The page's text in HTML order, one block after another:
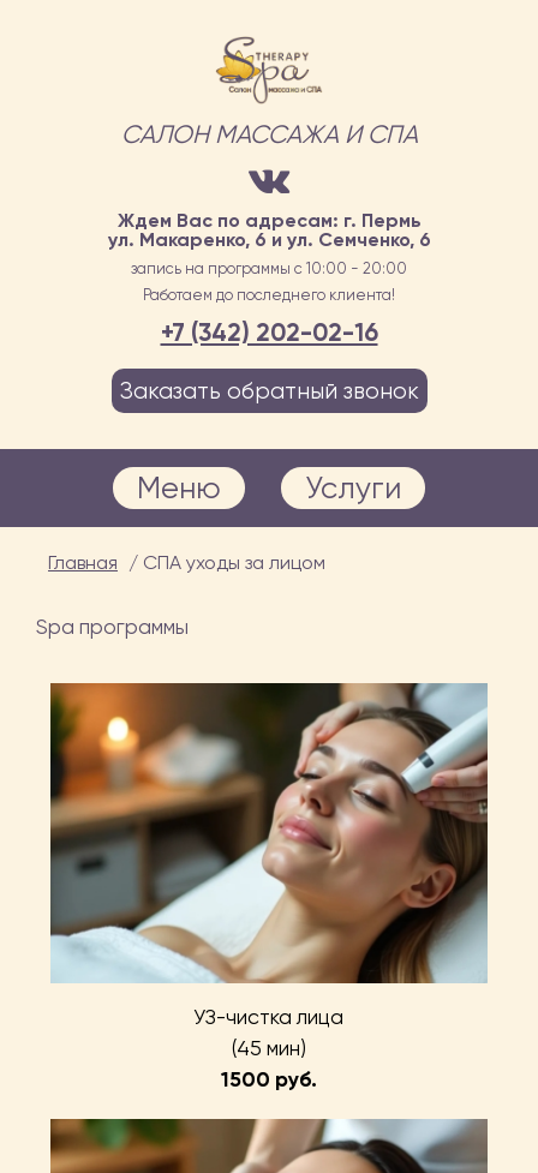
САЛОН МАССАЖА И СПА
Ждем Вас по адресам: г. Пермь
ул. Макаренко, 6 и ул. Семченко, 6
запись на программы с 10:00 - 20:00
Работаем до последнего клиента!
+7 (342) 202-02-16
Заказать обратный звонок
Меню Услуги
Главная / СПА уходы за лицом
Spa программы
УЗ-чистка лица
(45 мин)
1500 руб.